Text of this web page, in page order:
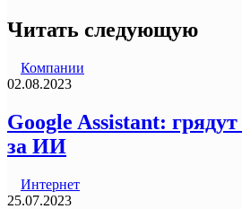
Читать следующую
Компании
02.08.2023
Google Assistant:
за ИИ
Интернет
25.07.2023